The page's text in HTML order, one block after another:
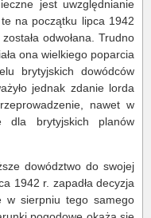
jest uwzględnianie
na początku lipca 1942
odwołana. Trudno
ona wielkiego poparcia
brytyjskich dowódców
jednak zdanie lorda
nawet w
dla brytyjskich planów
dowództwo do swojej
1942 r. zapadła decyzja
w sierpniu tego samego